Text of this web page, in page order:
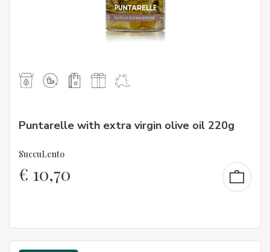
Puntarelle with extra virgin olive oil 220g
SuccuLento
€ 10,70